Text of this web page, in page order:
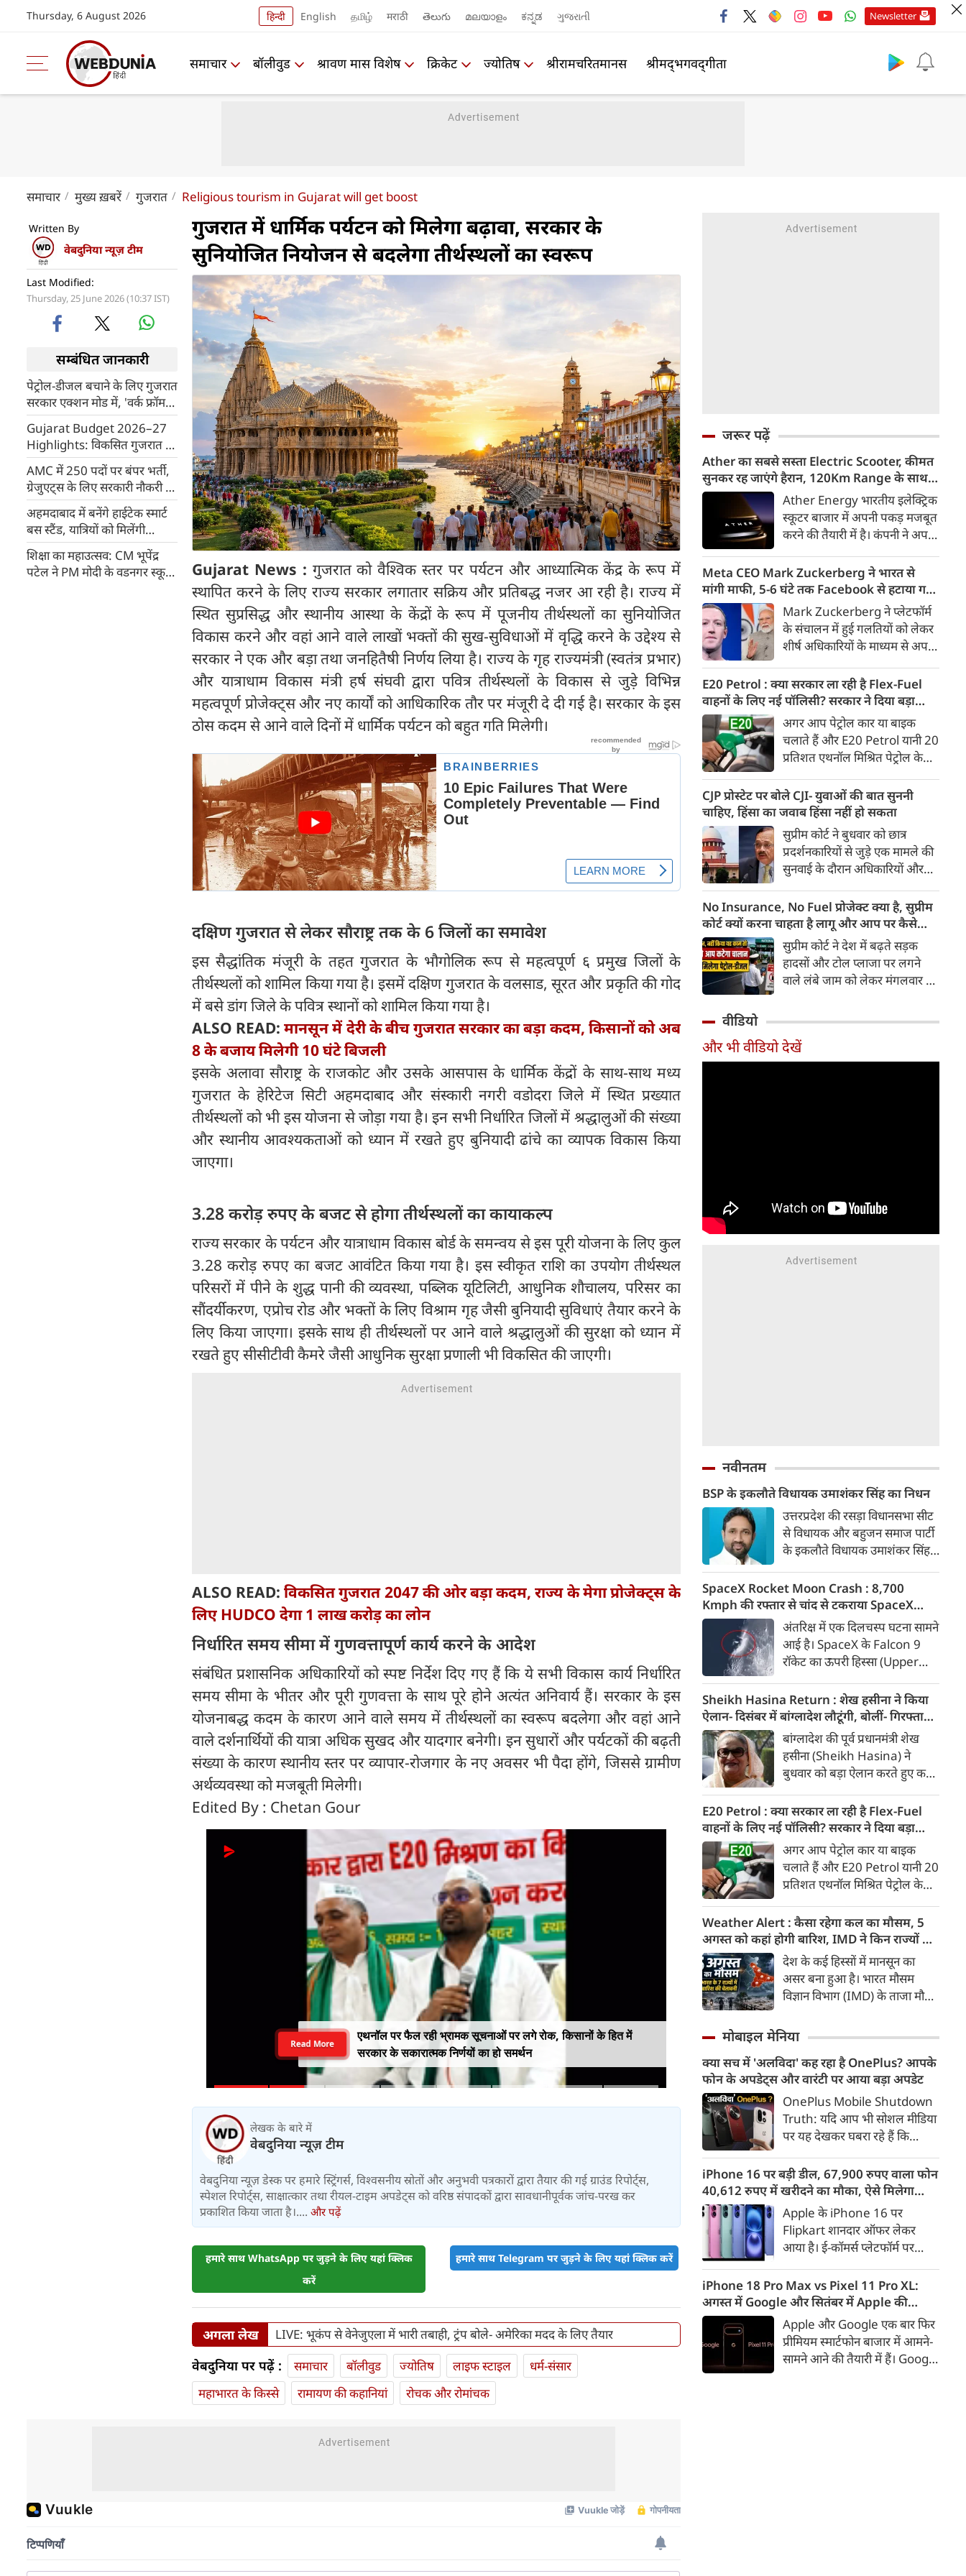
Thursday, 6 August 2026 हिन्दी English தமிழ் मराठी తెలుగు മലയാളം ಕನ್ನಡ ગુજરાતી Newsletter
समाचार बॉलीवुड श्रावण मास विशेष क्रिकेट ज्योतिष श्रीरामचरितमानस श्रीमद्‍भगवद्‍गीता
समाचार मुख्य ख़बरें गुजरात Religious tourism in Gujarat will get boost
Written By
वेबदुनिया न्यूज़ टीम
Last Modified:
Thursday, 25 June 2026 (10:37 IST)
सम्बंधित जानकारी
पेट्रोल-डीजल बचाने के लिए गुजरात
सरकार एक्शन मोड में, 'वर्क फ्रॉम
होम' मॉडल पर विचार
Gujarat Budget 2026–27
Highlights: विकसित गुजरात की
ओर एक बड़ा कदम, बजट की 10
बड़ी बातें
AMC में 250 पदों पर बंपर भर्ती,
ग्रेजुएट्स के लिए सरकारी नौकरी का
मौका, कैसे करें आवेदन, क्या है
प्रक्रिया
अहमदाबाद में बनेंगे हाईटेक स्मार्ट
बस स्टैंड, यात्रियों को मिलेंगी
आधुनिक सुविधाएं
शिक्षा का महाउत्सव: CM भूपेंद्र
पटेल ने PM मोदी के वडनगर स्कूल
गुजरात में धार्मिक पर्यटन को मिलेगा बढ़ावा, सरकार के
सुनियोजित नियोजन से बदलेगा तीर्थस्थलों का स्वरूप
Gujarat News : गुजरात को वैश्विक स्तर पर पर्यटन और आध्यात्मिक केंद्र के रूप में
स्थापित करने के लिए राज्य सरकार लगातार सक्रिय और प्रतिबद्ध नजर आ रही है। राज्य में
स्थित सुप्रसिद्ध और स्थानीय आस्था के केंद्रों के रूप में पूजनीय तीर्थस्थलों का सुनियोजित
विकास करने और वहां आने वाले लाखों भक्तों की सुख-सुविधाओं में वृद्धि करने के उद्देश्य से
सरकार ने एक और बड़ा तथा जनहितैषी निर्णय लिया है। राज्य के गृह राज्यमंत्री (स्वतंत्र प्रभार)
और यात्राधाम विकास मंत्री हर्ष संघवी द्वारा पवित्र तीर्थस्थलों के विकास से जुड़े विभिन्न
महत्वपूर्ण प्रोजेक्ट्स और नए कार्यों को आधिकारिक तौर पर मंजूरी दे दी गई है। सरकार के इस
ठोस कदम से आने वाले दिनों में धार्मिक पर्यटन को बहुत गति मिलेगी।
दक्षिण गुजरात से लेकर सौराष्ट्र तक के 6 जिलों का समावेश
इस सैद्धांतिक मंजूरी के तहत गुजरात के भौगोलिक रूप से महत्वपूर्ण ६ प्रमुख जिलों के
तीर्थस्थलों को शामिल किया गया है। इसमें दक्षिण गुजरात के वलसाड, सूरत और प्रकृति की गोद
में बसे डांग जिले के पवित्र स्थानों को शामिल किया गया है।
ALSO READ:मानसून में देरी के बीच गुजरात सरकार का बड़ा कदम, किसानों को अब
8 के बजाय मिलेगी 10 घंटे बिजली
इसके अलावा सौराष्ट्र के राजकोट और उसके आसपास के धार्मिक केंद्रों के साथ-साथ मध्य
गुजरात के हेरिटेज सिटी अहमदाबाद और संस्कारी नगरी वडोदरा जिले में स्थित प्रख्यात
तीर्थस्थलों को भी इस योजना से जोड़ा गया है। इन सभी निर्धारित जिलों में श्रद्धालुओं की संख्या
और स्थानीय आवश्यकताओं को ध्यान में रखते हुए बुनियादी ढांचे का व्यापक विकास किया
जाएगा।
3.28 करोड़ रुपए के बजट से होगा तीर्थस्थलों का कायाकल्प
राज्य सरकार के पर्यटन और यात्राधाम विकास बोर्ड के समन्वय से इस पूरी योजना के लिए कुल
3.28 करोड़ रुपए का बजट आवंटित किया गया है। इस स्वीकृत राशि का उपयोग तीर्थस्थल
परिसरों में पीने के शुद्ध पानी की व्यवस्था, पब्लिक यूटिलिटी, आधुनिक शौचालय, परिसर का
सौंदर्यीकरण, एप्रोच रोड और भक्तों के लिए विश्राम गृह जैसी बुनियादी सुविधाएं तैयार करने के
लिए किया जाएगा। इसके साथ ही तीर्थस्थलों पर आने वाले श्रद्धालुओं की सुरक्षा को ध्यान में
रखते हुए सीसीटीवी कैमरे जैसी आधुनिक सुरक्षा प्रणाली भी विकसित की जाएगी।
ALSO READ:विकसित गुजरात 2047 की ओर बड़ा कदम, राज्य के मेगा प्रोजेक्ट्स के
लिए HUDCO देगा 1 लाख करोड़ का लोन
निर्धारित समय सीमा में गुणवत्तापूर्ण कार्य करने के आदेश
संबंधित प्रशासनिक अधिकारियों को स्पष्ट निर्देश दिए गए हैं कि ये सभी विकास कार्य निर्धारित
समय सीमा के भीतर और पूरी गुणवत्ता के साथ पूरे होने अत्यंत अनिवार्य हैं। सरकार के इस
योजनाबद्ध कदम के कारण आने वाले समय में तीर्थस्थलों का स्वरूप बदलेगा और वहां आने
वाले दर्शनार्थियों की यात्रा अधिक सुखद और यादगार बनेगी। इन सुधारों और पर्यटकों की बढ़ती
संख्या के कारण स्थानीय स्तर पर व्यापार-रोजगार के नए अवसर भी पैदा होंगे, जिससे ग्रामीण
अर्थव्यवस्था को मजबूती मिलेगी।
Edited By : Chetan Gour
एथनॉल पर फैल रही भ्रामक सूचनाओं पर लगे रोक, किसानों के हित में
सरकार के सकारात्मक निर्णयों का हो समर्थन
Read More
लेखक के बारे में
वेबदुनिया न्यूज़ टीम
वेबदुनिया न्यूज़ डेस्क पर हमारे स्ट्रिंगर्स, विश्वसनीय स्रोतों और अनुभवी पत्रकारों द्वारा तैयार की गई ग्राउंड रिपोर्ट्स,
स्पेशल रिपोर्ट्स, साक्षात्कार तथा रीयल-टाइम अपडेट्स को वरिष्ठ संपादकों द्वारा सावधानीपूर्वक जांच-परख कर
प्रकाशित किया जाता है।.... और पढ़ें
हमारे साथ WhatsApp पर जुड़ने के लिए यहां क्लिक
करें
हमारे साथ Telegram पर जुड़ने के लिए यहां क्लिक करें
अगला लेख LIVE: भूकंप से वेनेजुएला में भारी तबाही, ट्रंप बोले- अमेरिका मदद के लिए तैयार
वेबदुनिया पर पढ़ें : समाचार बॉलीवुड ज्योतिष लाइफ स्‍टाइल
धर्म-संसार
महाभारत के किस्से
रामायण की कहानियां रोचक और रोमांचक
जरूर पढ़ें
Ather का सबसे सस्ता Electric Scooter, कीमत
सुनकर रह जाएंगे हैरान, 120Km Range के साथ
आएगा Konarc Ather Energy भारतीय इलेक्ट्रिक
स्कूटर बाजार में अपनी पकड़ मजबूत
करने की तैयारी में है। कंपनी ने अपने
इलेक्ट्रिक स्कूटर का पहला वीडियो
टीजर जारी कर दिया है। इस नए
इलेक्ट्रिक स्कूटर का नाम Ather
Konarc बताया गया है। कंपनी इसे
29 अगस्त 2026 को होने वाले
Ather Annual Community
Day के दौरान भारतीय बाजार में पेश
करेगी।
Meta CEO Mark Zuckerberg ने भारत से
मांगी माफी, 5-6 घंटे तक Facebook से हटाया गया
था PM Modi का वीडियोMark Zuckerberg ने प्लेटफॉर्म
के संचालन में हुई गलतियों को लेकर
शीर्ष अधिकारियों के माध्यम से अपनी
बैठक के दौरान Meta ने यह भी
स्वीकार किया कि कुछ खास तरह के
कंटेंट को ज्यादा लोगों तक पहुंचाने के
लिए बड़ी रकम का भुगतान किया
गया था। सूत्र के मुताबिक, Meta ने
गलती स्वीकार करते हुए माफी मांगी
और इस पर अफसोस जताया।
E20 Petrol : क्या सरकार ला रही है Flex-Fuel
वाहनों के लिए नई पॉलिसी? सरकार ने दिया बड़ा
अपडेट
अगर आप पेट्रोल कार या बाइक
चलाते हैं और E20 Petrol यानी 20
प्रतिशत एथनॉल मिश्रित पेट्रोल के
आपके लिए बड़ी खबर है। भारी
उद्योग मंत्रालय ने स्पष्ट किया है कि
20 प्रतिशत से अधिक एथनॉल
मिश्रित ईंधन पर चलने वाले Flex-
Fuel वाहनों को बढ़ावा देने के लिए
सरकार ने अलग से कोई राष्ट्रीय नीति
नहीं बनाई है। मंत्रालय ने यह भी स्पष्ट
किया कि Flex-Fuel और Electric
Vehicles को प्रोत्साहित करने को
लेकर उसने फिलहाल कोई अलग
अध्ययन नहीं कराया है।
CJP प्रोस्टेट पर बोले CJI- युवाओं की बात सुननी
चाहिए, हिंसा का जवाब हिंसा नहीं हो सकता
सुप्रीम कोर्ट ने बुधवार को छात्र
प्रदर्शनकारियों से जुड़े एक मामले की
सुनवाई के दौरान अधिकारियों और
दी। कोर्ट ने कहा कि युवा छात्रों के
विरोध प्रदर्शन के दौरान हिंसा रोकने के
लिए अगर हिंसक तरीके अपनाए गए,
तो इससे स्थिति और बिगड़ सकती है।
No Insurance, No Fuel प्रोजेक्ट क्या है, सुप्रीम
कोर्ट क्यों करना चाहता है लागू और आप पर कैसे
पड़ेगा असर
सुप्रीम कोर्ट ने देश में बढ़ते सड़क
हादसों और टोल प्लाजा पर लगने
वाले लंबे जाम को लेकर मंगलवार को
निर्देश दिया है। इसके तहत पारंपरिक
टोल प्लाजा की जगह Automatic
वीडियो
और भी वीडियो देखें
नवीनतम
BSP के इकलौते विधायक उमाशंकर सिंह का निधन
उत्तरप्रदेश की रसड़ा विधानसभा सीट
से विधायक और बहुजन समाज पार्टी
के इकलौते विधायक उमाशंकर सिंह
की रसड़ा विधानसभा सीट से विधायक
थे। उमाशंकर सिंह पिछले कुछ समय
से गंभीर बीमारी से पीड़ित थे।
SpaceX Rocket Moon Crash : 8,700
Kmph की रफ्तार से चांद से टकराया SpaceX
रॉकेट का हिस्सा, वैज्ञानिकों ने टेलीस्कोप से रखी
नजर, देखें Video
अंतरिक्ष में एक दिलचस्प घटना सामने
आई है। SpaceX के Falcon 9
रॉकेट का ऊपरी हिस्सा (Upper
है। वैज्ञानिकों के अनुमान के मुताबिक,
यह टक्कर करीब 8,700 किलोमीटर
प्रति घंटे की रफ्तार से हुई।
Sheikh Hasina Return : शेख हसीना ने किया
ऐलान- दिसंबर में बांग्लादेश लौटूंगी, बोलीं- गिरफ्तारी
या मौत का भी डर नहीं, भारत ने कार्यक्रम से क्यों
बनाई दूरी
बांग्लादेश की पूर्व प्रधानमंत्री शेख
हसीना (Sheikh Hasina) ने
बुधवार को बड़ा ऐलान करते हुए कहा
लौटना चाहती हैं। नई दिल्ली से अपने
पहले वर्चुअल मीडिया संबोधन में
हसीना ने कहा कि उन्हें पता है कि
वापसी पर गिरफ्तारी, जेल या जान
को खतरा हो सकता है, लेकिन वह इन
आशंकाओं के कारण अपने लोगों से
दूर नहीं रह सकतीं।
E20 Petrol : क्या सरकार ला रही है Flex-Fuel
वाहनों के लिए नई पॉलिसी? सरकार ने दिया बड़ा
अपडेट
अगर आप पेट्रोल कार या बाइक
चलाते हैं और E20 Petrol यानी 20
प्रतिशत एथनॉल मिश्रित पेट्रोल के
आपके लिए बड़ी खबर है। भारी
उद्योग मंत्रालय ने स्पष्ट किया है कि
20 प्रतिशत से अधिक एथनॉल
मिश्रित ईंधन पर चलने वाले Flex-
Fuel वाहनों को बढ़ावा देने के लिए
सरकार ने अलग से कोई राष्ट्रीय नीति
Weather Alert : कैसा रहेगा कल का मौसम, 5
अगस्त को कहां होगी बारिश, IMD ने किन राज्यों के
लिए जारी किया अलर्टदेश के कई हिस्सों में मानसून का
असर बना हुआ है। भारत मौसम
विज्ञान विभाग (IMD) के ताजा मौसम
के दौरान पूर्वी और पूर्वोत्तर भारत के
बारिश होने की संभावना है। वहीं,
आज यानी 5 अगस्त को मेघालय में
कुछ स्थानों पर अत्यंत भारी बारिश
की आशंका जताई गई है।
मोबाइल मेनिया
क्या सच में 'अलविदा' कह रहा है OnePlus? आपके
फोन के अपडेट्स और वारंटी पर आया बड़ा अपडेट
OnePlus Mobile Shutdown
Truth: यदि आप भी सोशल मीडिया
पर यह देखकर घबरा रहे हैं कि
तो थोड़ा ठहरिए! टेक वर्ल्ड में किसी
समय 'फ्लैगशिप किलर' के नाम से
मशहूर इस ब्रांड को लेकर इंटरनेट पर
लगातार कयासबाजी का दौर जारी है।
iPhone 16 पर बड़ी डील, 67,900 रुपए वाला फोन
40,612 रुपए में खरीदने का मौका, ऐसे मिलेगा
डिस्काउंट
Apple के iPhone 16 पर
Flipkart शानदार ऑफर लेकर
आया है। ई-कॉमर्स प्लेटफॉर्म पर
कीमत सीधे डिस्काउंट के बाद
67,900 रुपए हो गई है। वहीं, अगर
ग्राहक एक्सचेंज ऑफर और चुनिंदा
बैंक कार्ड के डिस्काउंट का फायदा
उठाते हैं, तो इस फोन को प्रभावी तौर
पर सिर्फ 40,612 रुप में खरीदा जा
iPhone 18 Pro Max vs Pixel 11 Pro XL:
अगस्त में Google और सितंबर में Apple की
टक्कर, जानें कौन होगा सबसे दमदार?
Apple और Google एक बार फिर
प्रीमियम स्मार्टफोन बाजार में आमने-
सामने आने की तैयारी में हैं। Google